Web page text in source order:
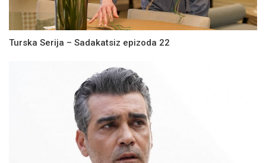
Turska Serija – Sadakatsiz epizoda 22